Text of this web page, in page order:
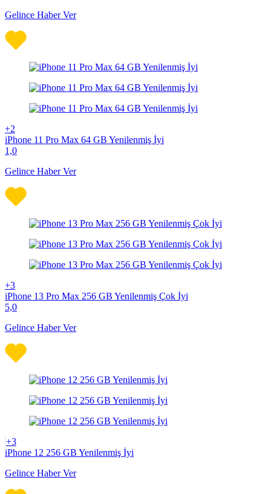
Gelince Haber Ver
+2
iPhone 11 Pro Max 64 GB Yenilenmiş İyi
1,0
Gelince Haber Ver
+3
iPhone 13 Pro Max 256 GB Yenilenmiş Çok İyi
5,0
Gelince Haber Ver
+3
iPhone 12 256 GB Yenilenmiş İyi
Gelince Haber Ver